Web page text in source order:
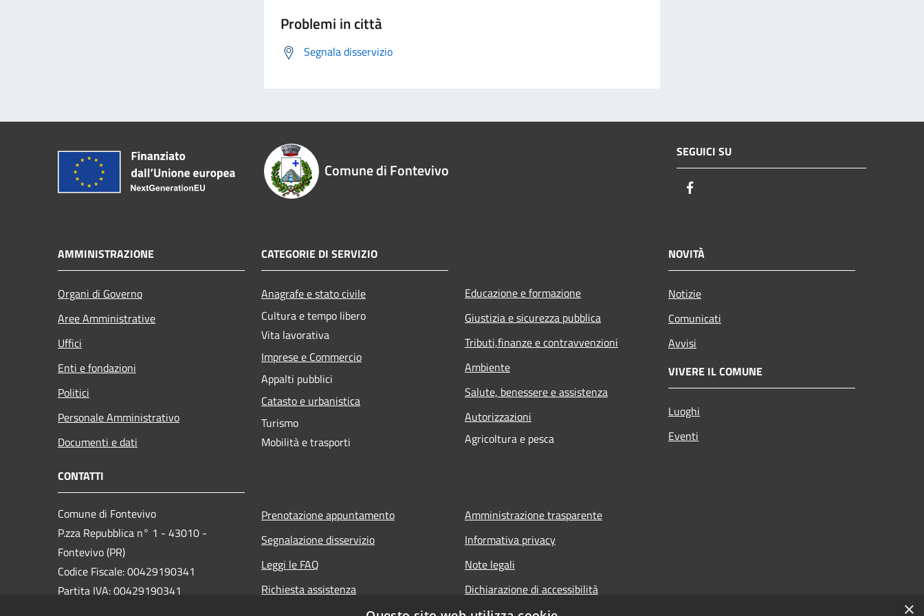
Problemi in città
Segnala disservizio
Comune di Fontevivo
SEGUICI SU
AMMINISTRAZIONE
Organi di Governo
Aree Amministrative
Uffici
Enti e fondazioni
Politici
Personale Amministrativo
Documenti e dati
CATEGORIE DI SERVIZIO
Anagrafe e stato civile
Cultura e tempo libero
Vita lavorativa
Imprese e Commercio
Appalti pubblici
Catasto e urbanistica
Turismo
Mobilità e trasporti
Educazione e formazione
Giustizia e sicurezza pubblica
Tributi,finanze e contravvenzioni
Ambiente
Salute, benessere e assistenza
Autorizzazioni
Agricoltura e pesca
NOVITÀ
Notizie
Comunicati
Avvisi
VIVERE IL COMUNE
Luoghi
Eventi
CONTATTI
Comune di Fontevivo
P.zza Repubblica n° 1 - 43010 -
Fontevivo (PR)
Codice Fiscale: 00429190341
Partita IVA: 00429190341
Prenotazione appuntamento
Segnalazione disservizio
Leggi le FAQ
Richiesta assistenza
Amministrazione trasparente
Informativa privacy
Note legali
Dichiarazione di accessibilità
×